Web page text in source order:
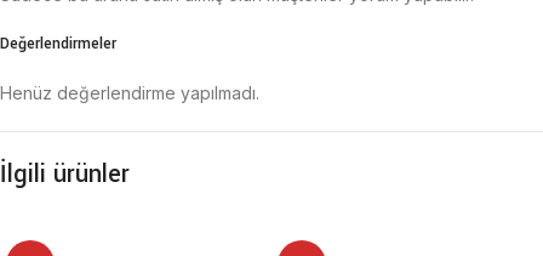
Değerlendirmeler
Henüz değerlendirme yapılmadı.
İlgili ürünler